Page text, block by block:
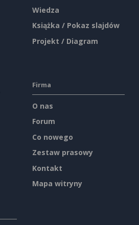
Wiedza
Książka / Pokaz slajdów
Projekt / Diagram
Firma
O nas
Forum
Co nowego
Zestaw prasowy
Kontakt
Mapa witryny